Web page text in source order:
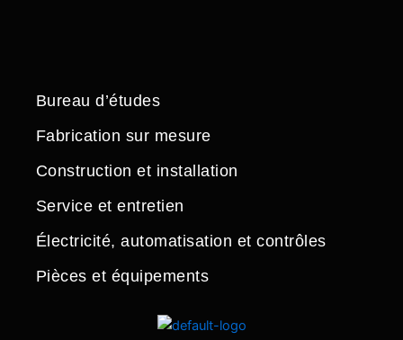
Bureau d’études
Fabrication sur mesure
Construction et installation
Service et entretien
Électricité, automatisation et contrôles
Pièces et équipements